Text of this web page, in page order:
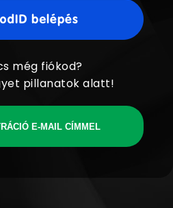
még fiókod?
pillanatok alatt!
E-MAIL CÍMMEL